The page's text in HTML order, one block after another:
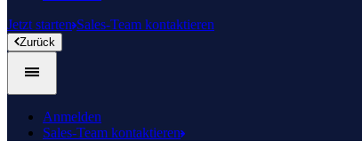
Jetzt starten Sales-Team kontaktieren
Zurück
Anmelden
Sales-Team kontaktieren